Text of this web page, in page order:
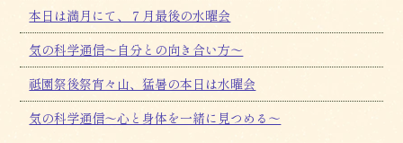
本日は満月にて、７月最後の水曜会
気の科学通信～自分との向き合い方～
祗園祭後祭宵々山、猛暑の本日は水曜会
気の科学通信～心と身体を一緒に見つめる～